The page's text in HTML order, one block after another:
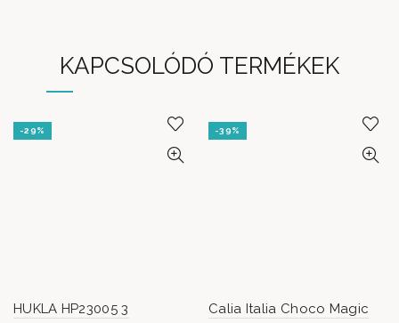
KAPCSOLÓDÓ TERMÉKEK
-29%
HUKLA HP23005 3
-39%
Calia Italia Choco Magic